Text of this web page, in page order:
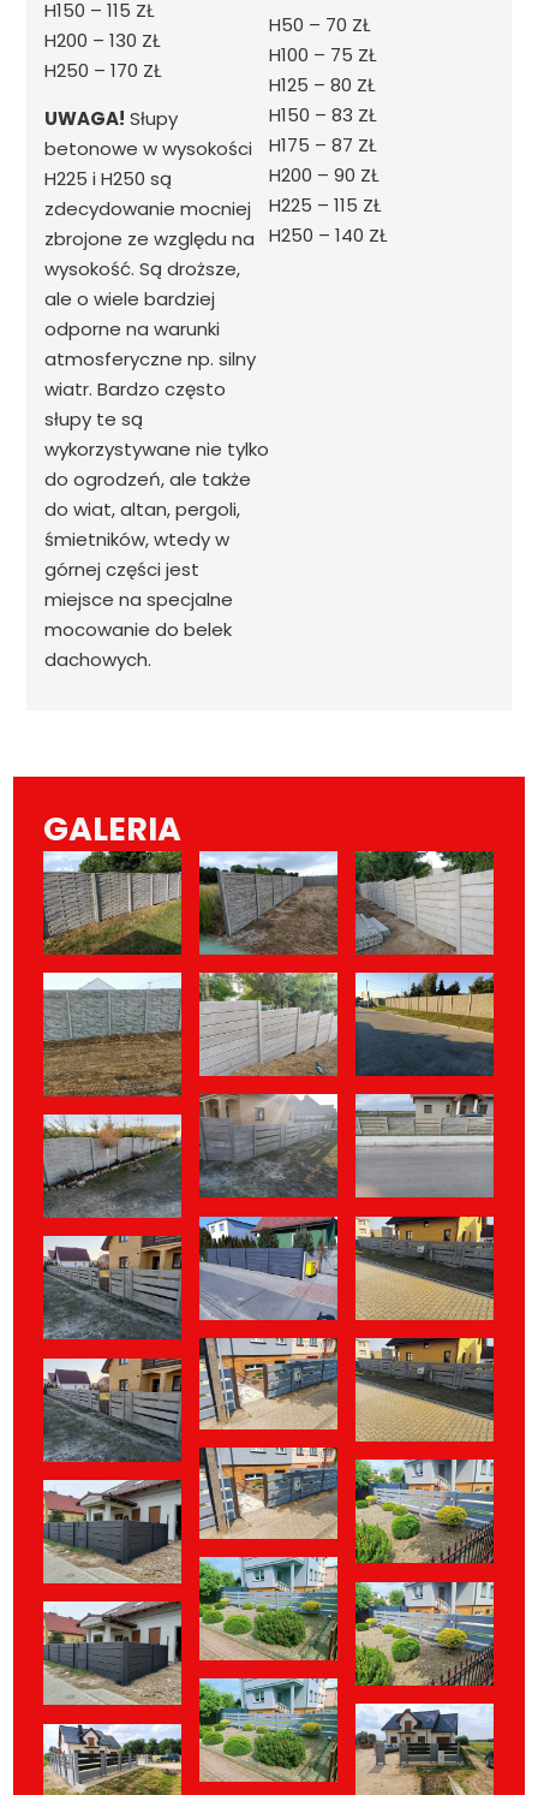
H150 – 115 ZŁ
H200 – 130 ZŁ
H250 – 170 ZŁ
UWAGA! Słupy
betonowe w wysokości
H225 i H250 są
zdecydowanie mocniej
zbrojone ze względu na
wysokość. Są droższe,
ale o wiele bardziej
odporne na warunki
atmosferyczne np. silny
wiatr. Bardzo często
słupy te są
wykorzystywane nie tylko
do ogrodzeń, ale także
do wiat, altan, pergoli,
śmietników, wtedy w
górnej części jest
miejsce na specjalne
mocowanie do belek
dachowych.
H50 – 70 ZŁ
H100 – 75 ZŁ
H125 – 80 ZŁ
H150 – 83 ZŁ
H175 – 87 ZŁ
H200 – 90 ZŁ
H225 – 115 ZŁ
H250 – 140 ZŁ
GALERIA